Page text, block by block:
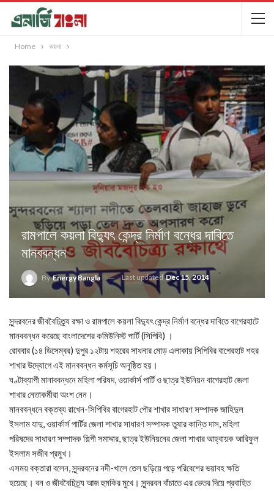
Home কয়লা
রামপালে কয়লা বিদ্যুৎ কেন্দ্র নির্মাণ বন্ধের দাবিতে
মানববন্ধন
ByEnergy Bangla Last updatedDec 15, 2014
সুন্দরবনের জীববৈচিত্র্য রক্ষা ও রামপালে কয়লা বিদ্যুৎ কেন্দ্র নির্মাণ বন্ধের দাবিতে বাগেরহাটে
মানববন্ধন করেছে বাংলাদেশের কমিউনিস্ট পার্টি (সিপিবি) ।
রোববার (১৪ ডিসেম্বর) দুপুর ১২টায় শহরের সাধনার মোড় এলাকায় সিপিবির বাগেরহাট শহর
শাখার উদ্যোগে এই মানববন্ধন কর্মসূচি অনুষ্ঠিত হয়।
ঘণ্টাব্যাপী মানাববন্ধনে মহিলা পরিষদ, ওয়ার্কার্স পার্টি ও ছাত্র ইউনিয়ন বাগেরহাট জেলা
শাখার নেতাকর্মীরা অংশ নেন।
মানববন্ধনে বক্তব্য রাখেন-সিপিবির বাগেরহাট পৌর শাখার সাধারণ সম্পাদক জাহিদুল
ইসলাম যাদু, ওয়ার্কার্স পার্টির জেলা শাখার সাধারণ সম্পাদক তুষার কান্তি দাস, মহিলা
পরিষদের সাধারণ সম্পাদক শিল্পী সমাদ্দার, ছাত্র ইউনিয়নের জেলা শাখার আহ্বায়ক আরিফুল
ইসলাম সজীব প্রমুখ।
এসময় বক্তারা বলেন, সুন্দরবনের নদী-খালে তেল ছড়িয়ে পড়ে পরিবেশের ভয়াবহ ক্ষতি
হয়েছে। বন ও জীববৈচিত্র্য আজ হুমকির মুখে। সুন্দরবন বাঁচাতে এর ভেতর দিয়ে প্রবাহিত